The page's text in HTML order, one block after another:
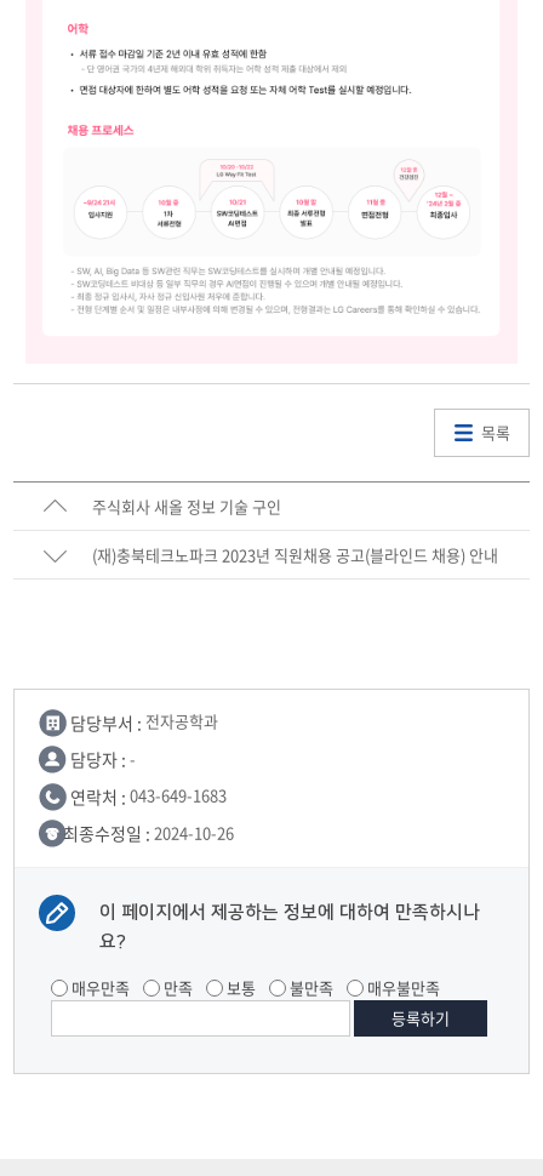
목록
주식회사 새올 정보 기술 구인
(재)충북테크노파크 2023년 직원채용 공고(블라인드 채용) 안내
담당부서 : 전자공학과
담당자 : -
연락처 : 043-649-1683
최종수정일 : 2024-10-26
이 페이지에서 제공하는 정보에 대하여 만족하시나
요?
매우만족 만족 보통 불만족 매우불만족